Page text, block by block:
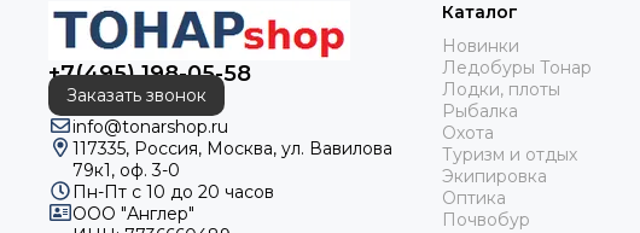
+7(495) 198-05-58
Заказать звонок
info@tonarshop.ru
117335, Россия, Москва, ул. Вавилова
79к1, оф. 3-0
Пн-Пт с 10 до 20 часов
ООО "Англер"
Каталог
Новинки
Ледобуры Тонар
Лодки, плоты
Рыбалка
Охота
Туризм и отдых
Экипировка
Оптика
Почвобур